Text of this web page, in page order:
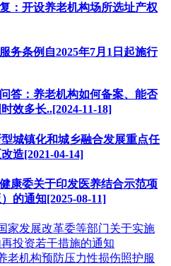
：开设养老机构场所选址产权
务条例自2025年7月1日起施行
答：养老机构如何备案、能否
效多长..[2024-11-18]
城镇化和城乡融合发展重点任
造[2021-04-14]
康委关于印发医养结合示范项
的通知[2025-08-11]
家发展改革委等部门关于实施
投资若干措施的通知
老机构预防压力性损伤照护服